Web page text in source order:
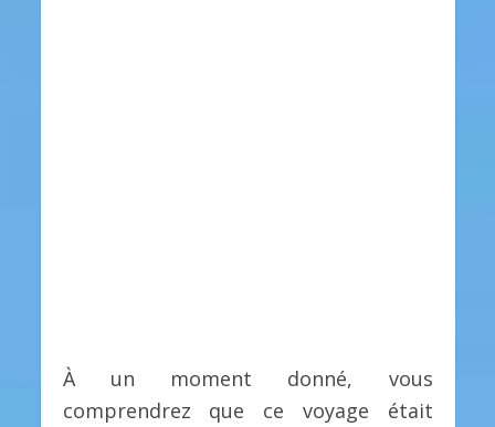
À un moment donné, vous
comprendrez que ce voyage était